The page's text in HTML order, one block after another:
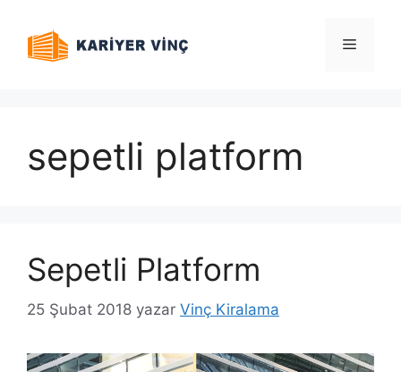
Menü
sepetli platform
Sepetli Platform
25 Şubat 2018 yazar Vinç Kiralama